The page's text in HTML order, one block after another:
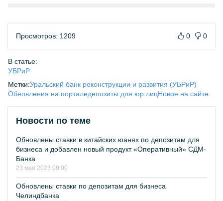
Просмотров: 1209 0 0
В статье:
УБРиР
Метки:Уральский банк реконструкции и развития (УБРиР)
Обновления на порталедепозиты для юр.лицНовое на сайте
Новости по теме
Обновлены ставки в китайских юанях по депозитам для
бизнеса и добавлен новый продукт «Оперативный» СДМ-
Банка
23 мая 2023 09:00
Обновлены ставки по депозитам для бизнеса
Челиндбанка